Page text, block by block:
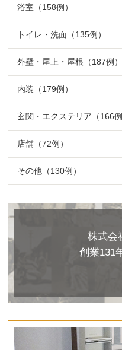
浴室（158例）
トイレ・洗面（135例）
外壁・屋上・屋根（187例）
内装（179例）
玄関・エクステリア（166例
店舗（72例）
その他（130例）
株式会
創業131